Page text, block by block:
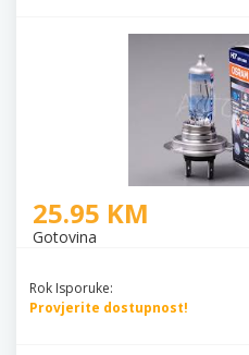
25.95 KM
Gotovina
Rok Isporuke:
Provjerite dostupnost!